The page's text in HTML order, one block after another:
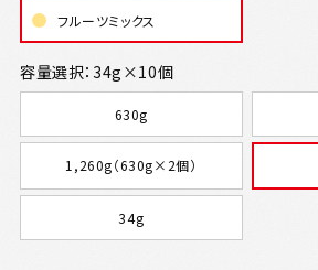
フルーツミックス
630g
1,260g（630g×2個）
34g
容量選択：34g×10個